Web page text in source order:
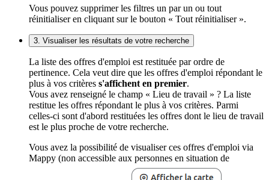
Vous pouvez supprimer les filtres un par un ou tout
réinitialiser en cliquant sur le bouton « Tout réinitialiser ».
3. Visualiser les résultats de votre recherche
La liste des offres d'emploi est restituée par ordre de
pertinence. Cela veut dire que les offres d'emploi répondant le
plus à vos critères s'affichent en premier.
Vous avez renseigné le champ « Lieu de travail » ? La liste
restitue les offres répondant le plus à vos critères. Parmi
celles-ci sont d'abord restituées les offres dont le lieu de travail
est le plus proche de votre recherche.
Vous avez la possibilité de visualiser ces offres d'emploi via
Mappy (non accessible aux personnes en situation de